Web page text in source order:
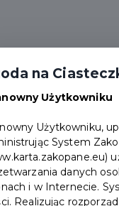
Punkty
Dzień Dziecka?
na
Użytkowniku
Użytkowniku,
System
danych
i w Internecie.
Realizując